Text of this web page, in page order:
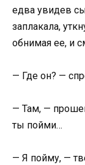
едва увидев
заплакала,
обнимая ее, и
— Где он? —
— Там, —
ты пойми…
— Я пойму, —